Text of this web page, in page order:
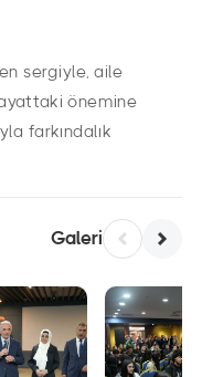
sergiyle, aile
önemine
farkındalık
Galeri